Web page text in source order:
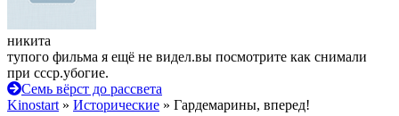
никита
тупого фильма я ещё не видел.вы посмотрите как снимали
при ссср.убогие.
Семь вёрст до рассвета
Kinostart » Исторические » Гардемарины, вперед!